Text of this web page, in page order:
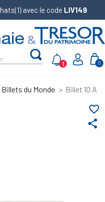
avec le code LIV149
0
1
Billets du Monde Billet 10
share
favorite_border